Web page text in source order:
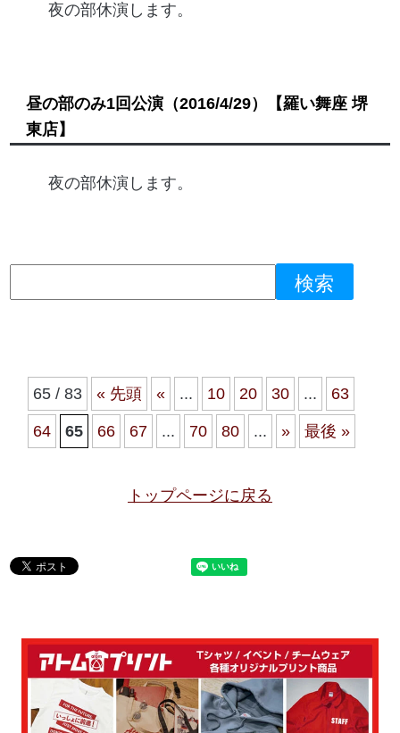
夜の部休演します。
昼の部のみ1回公演（2016/4/29）
【羅い舞座 堺
東店】
夜の部休演します。
65 / 83 « 先頭 « ... 10 20 30 ... 63
64 65 66 67 ... 70 80 ... » 最後 »
トップページに戻る